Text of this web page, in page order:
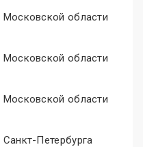
Московской области
Московской области
Московской области
Петербурга